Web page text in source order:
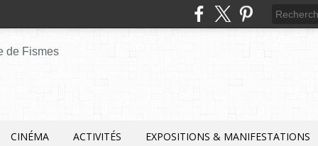
CINÉMA ACTIVITÉS EXPOSITIONS & MANIFESTATIONS